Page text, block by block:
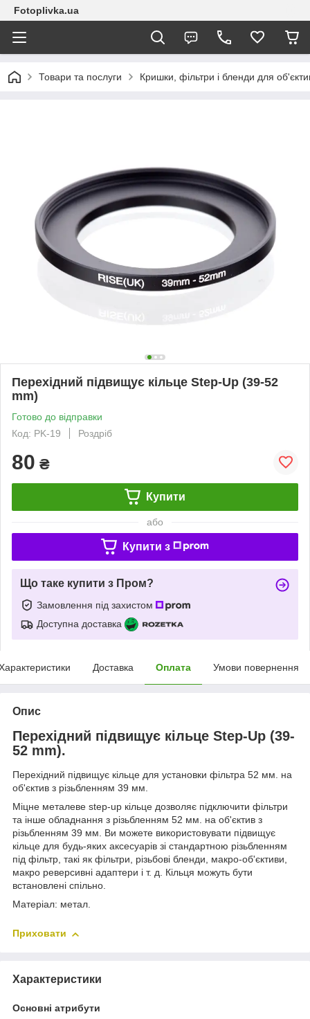
Fotoplivka.ua
Товари та послуги Кришки, фільтри і бленди для
Перехідний підвищує кільце Step-Up (39-52
mm)
Готово до відправки
Код: PK-19
Роздріб
80 ₴
Купити
або
Купити з
Що таке купити з Пром?
Замовлення під захистом
Доступна доставка
Доставка Оплата Умови повернення
Опис
Перехідний підвищує кільце Step-Up (39-
52 mm).
Перехідний підвищує кільце для установки фільтра 52 мм. на
об'єктив з різьбленням 39 мм.
Міцне металеве step-up кільце дозволяє підключити фільтри
та інше обладнання з різьбленням 52 мм. на об'єктив з
різьбленням 39 мм. Ви можете використовувати підвищує
кільце для будь-яких аксесуарів зі стандартною різьбленням
під фільтр, такі як фільтри, різьбові бленди, макро-об'єктиви,
макро реверсивні адаптери і т. д. Кільця можуть бути
встановлені спільно.
Матеріал: метал.
Приховати
Характеристики
Основні атрибути